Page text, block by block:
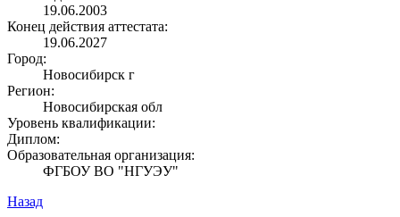
19.06.2003
Конец действия аттестата:
19.06.2027
Город:
Новосибирск г
Регион:
Новосибирская обл
Уровень квалификации:
Диплом:
Образовательная организация:
ФГБОУ ВО "НГУЭУ"
Назад